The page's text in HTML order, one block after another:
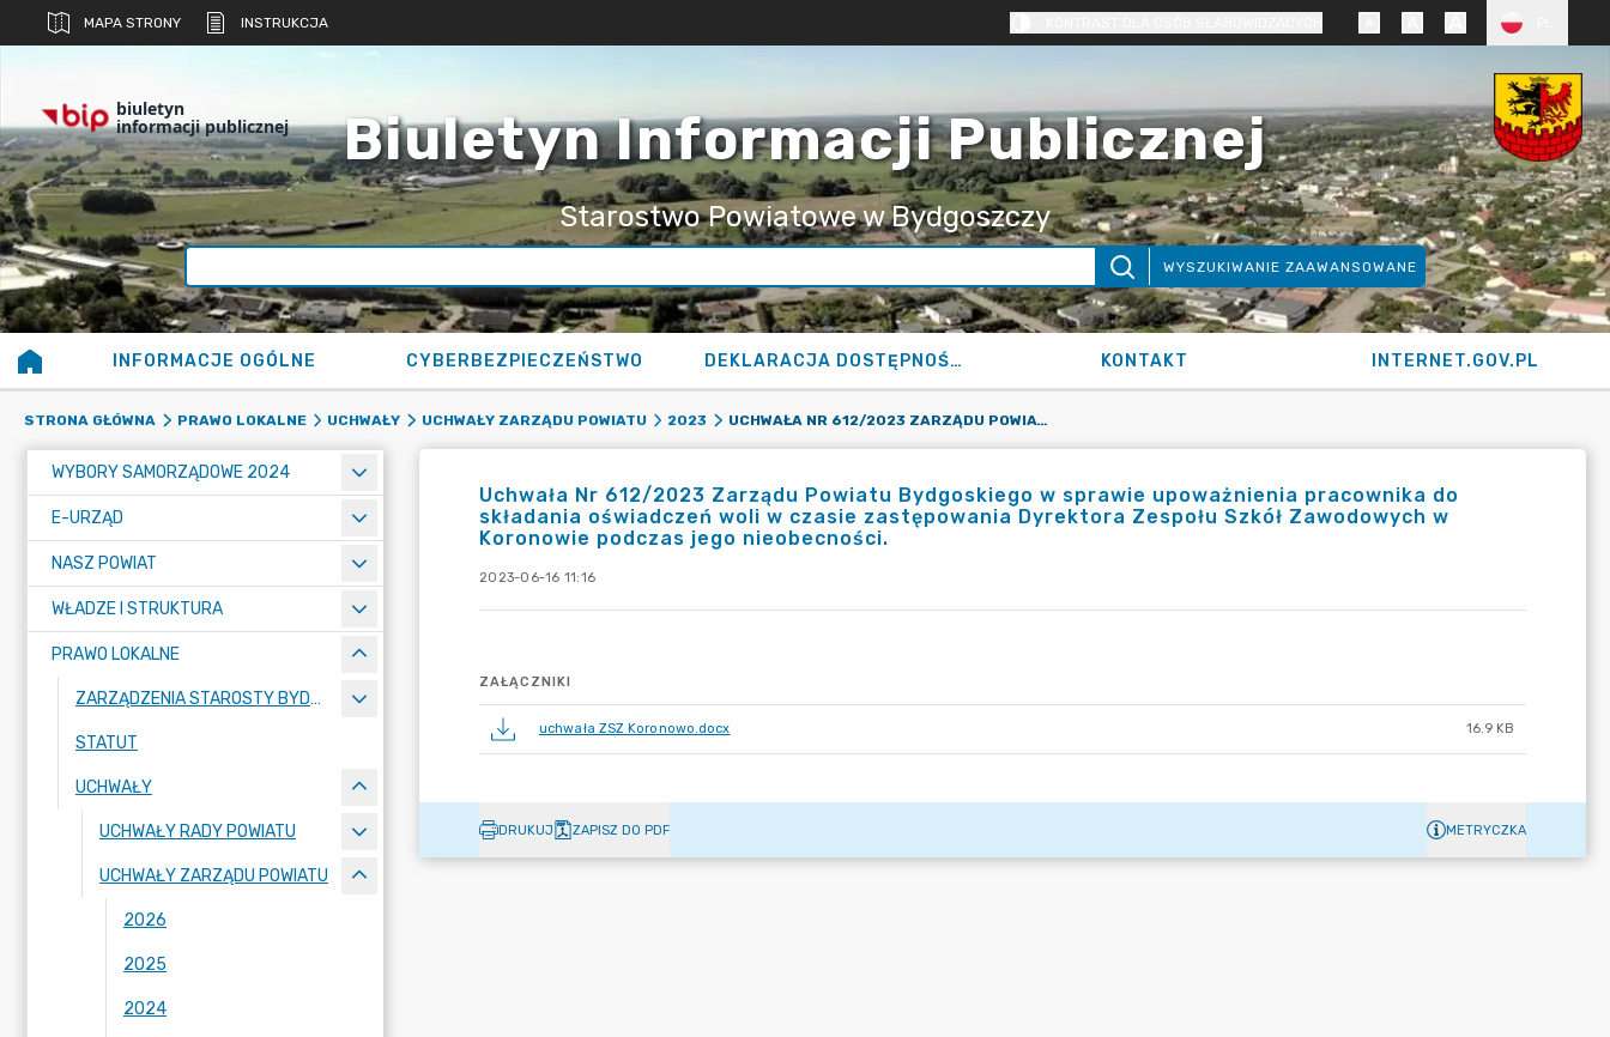
MAPA STRONY INSTRUKCJA
biuletyn
informacji publicznej Biuletyn Informacji Publicznej
Starostwo Powiatowe w Bydgoszczy
WYSZUKIWANIE ZAAWANSOWANE
INFORMACJE OGÓLNE CYBERBEZPIECZEŃSTWO DEKLARACJA DOSTĘPNOŚCI KONTAKT INTERNET.GOV.PL
STRONA GŁÓWNA PRAWO LOKALNE UCHWAŁY UCHWAŁY ZARZĄDU POWIATU 2023 UCHWAŁA NR 612/2023 ZARZĄDU POWIATU BYDGOSKIEGO W SPRAWIE UPOWAŻNIENIA PRACOWNIKA DO SKŁADANIA OŚWIADCZEŃ WOLI W CZASIE ZASTĘPOWANIA DYREKTORA ZESPOŁU SZKÓŁ ZAWODOWYCH W KORONOWIE PODCZAS JEGO NIEOBECNOŚCI.
WYBORY SAMORZĄDOWE 2024
E-URZĄD
NASZ POWIAT
WŁADZE I STRUKTURA
PRAWO LOKALNE
ZARZĄDZENIA STAROSTY BYDGOSKIEGO
STATUT
UCHWAŁY
UCHWAŁY RADY POWIATU
UCHWAŁY ZARZĄDU POWIATU
2026
2025
2024
Uchwała Nr 612/2023 Zarządu Powiatu Bydgoskiego w sprawie upoważnienia pracownika do
składania oświadczeń woli w czasie zastępowania Dyrektora Zespołu Szkół Zawodowych w
Koronowie podczas jego nieobecności.
2023-06-16 11:16
ZAŁĄCZNIKI
uchwała ZSZ Koronowo.docx 16.9 KB
DRUKUJ ZAPISZ DO PDF METRYCZKA